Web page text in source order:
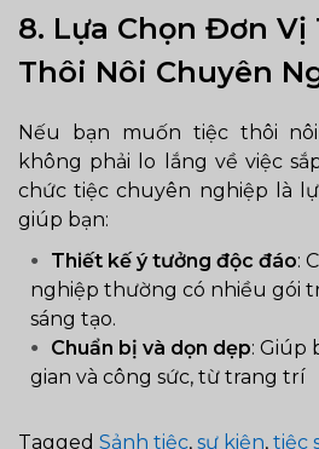
8. Lựa Chọn Đơn Vị
Thôi Nôi Chuyên
Nếu bạn muốn tiệc thôi
không phải lo lắng về việc
chức tiệc chuyên nghiệp là
giúp bạn:
Thiết kế ý tưởng độc đáo:
nghiệp thường có nhiều gói
sáng tạo.
Chuẩn bị và dọn dẹp: Giúp
gian và công sức, từ trang trí
Tagged Sảnh tiệc, sự kiện, tiệc